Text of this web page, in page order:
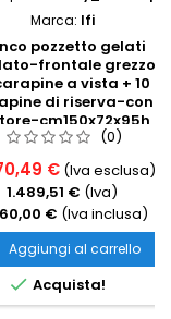
Marca: Ifi
pozzetto gelati
frontale grezzo-
a vista + 10
di riserva-con
cm150x72x95h
(0)
€ (Iva esclusa)
1.489,51 € (Iva)
€ (Iva inclusa)
Aggiungi al carrello
 Acquista!